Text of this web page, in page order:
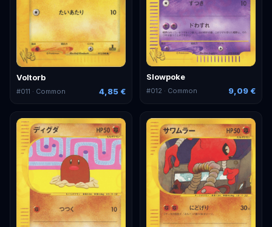
Voltorb
#011 · Common 4,85 €
Slowpoke
#012 · Common 9,09 €